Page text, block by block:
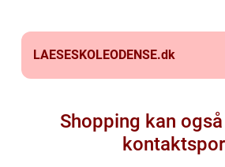
LAESESKOLEODENSE.dk
Shopping kan